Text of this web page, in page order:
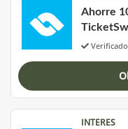
Ahorre
Verificado
INTERES